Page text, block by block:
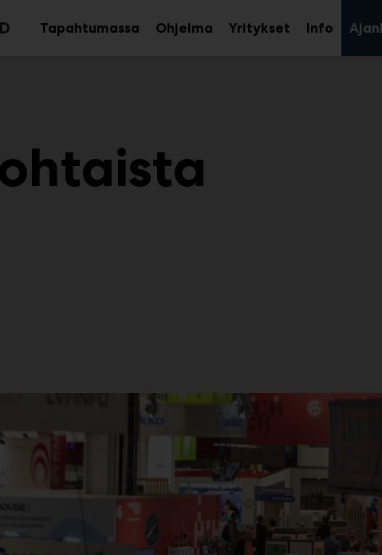
Main
TapahtumassaAvaaOhjelma YrityksetAvaa
alavalikko
InfoAvaa